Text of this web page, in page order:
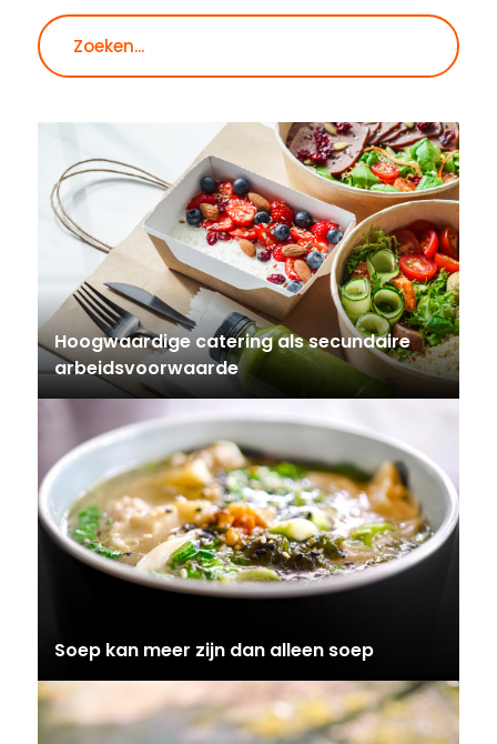
Hoogwaardige catering als secundaire
arbeidsvoorwaarde
Soep kan meer zijn dan alleen soep